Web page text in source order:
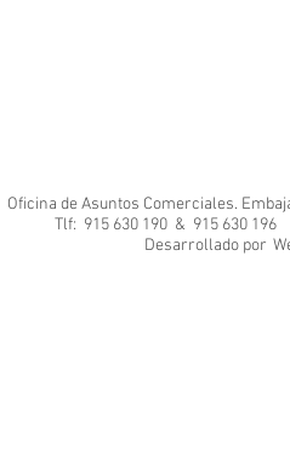
Oficina de Asuntos Comerciales.
Tlf: 915 630 190 & 915 630